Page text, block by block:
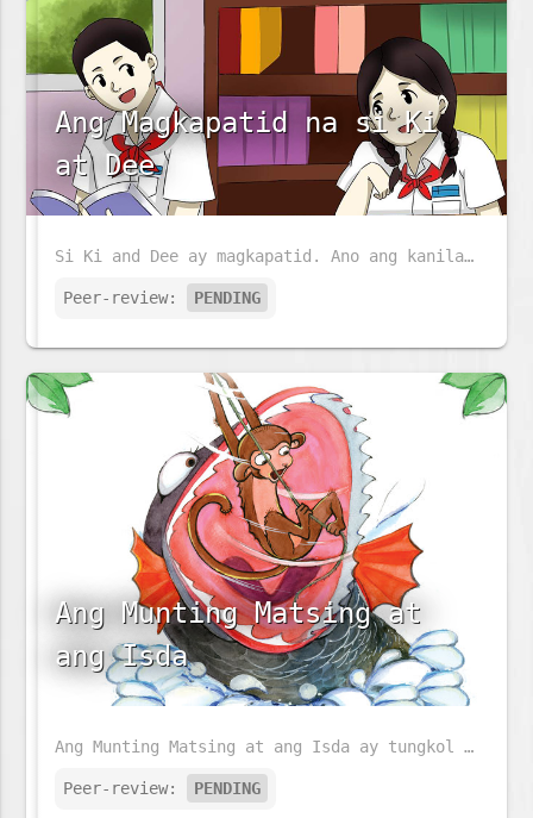
Ang Magkapatid na si Ki
at Dee
Si Ki and Dee ay magkapatid. Ano ang kanilang ginagawa sa buong araw?
Peer-review: PENDING
Ang Munting Matsing at
ang Isda
Ang Munting Matsing at ang Isda ay tungkol sa isang bata at mapaglarong matsing. Ngunit siya ay naging mautak habang siya ay lumalaki. Sa kaniyang paglaki, kailangan niyang makipagsapalaran. Ano sa palagay mo ang kaniyang gagawin?
Peer-review: PENDING